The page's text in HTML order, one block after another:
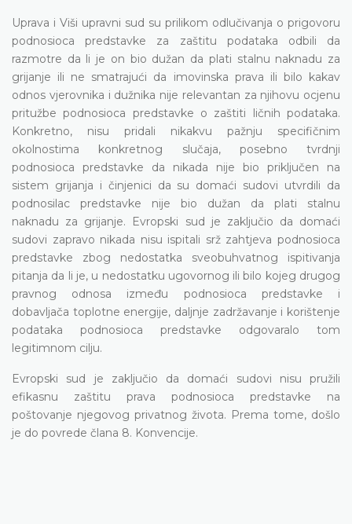
Uprava i Viši upravni sud su prilikom odlučivanja o prigovoru
podnosioca predstavke za zaštitu podataka odbili da
razmotre da li je on bio dužan da plati stalnu naknadu za
grijanje ili ne smatrajući da imovinska prava ili bilo kakav
odnos vjerovnika i dužnika nije relevantan za njihovu ocjenu
pritužbe podnosioca predstavke o zaštiti ličnih podataka.
Konkretno, nisu pridali nikakvu pažnju specifičnim
okolnostima konkretnog slučaja, posebno tvrdnji
podnosioca predstavke da nikada nije bio priključen na
sistem grijanja i činjenici da su domaći sudovi utvrdili da
podnosilac predstavke nije bio dužan da plati stalnu
naknadu za grijanje. Evropski sud je zaključio da domaći
sudovi zapravo nikada nisu ispitali srž zahtjeva podnosioca
predstavke zbog nedostatka sveobuhvatnog ispitivanja
pitanja da li je, u nedostatku ugovornog ili bilo kojeg drugog
pravnog odnosa između podnosioca predstavke i
dobavljača toplotne energije, daljnje zadržavanje i korištenje
podataka podnosioca predstavke odgovaralo tom
legitimnom cilju.
Evropski sud je zaključio da domaći sudovi nisu pružili
efikasnu zaštitu prava podnosioca predstavke na
poštovanje njegovog privatnog života. Prema tome, došlo
je do povrede člana 8. Konvencije.